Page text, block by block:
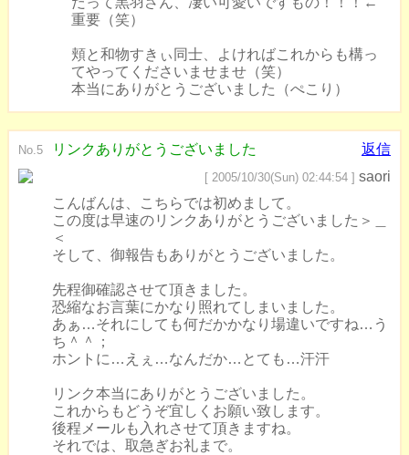
重要（笑）
頬と和物すきぃ同士、よければこれからも構っ
てやってくださいませませ（笑）
本当にありがとうございました（ぺこり）
No.5 リンクありがとうございました 返信
[ 2005/10/30(Sun) 02:44:54 ] saori
こんばんは、こちらでは初めまして。
この度は早速のリンクありがとうございました＞＿
＜
そして、御報告もありがとうございました。
先程御確認させて頂きました。
恐縮なお言葉にかなり照れてしまいました。
あぁ…それにしても何だかかなり場違いですね…う
ち＾＾；
ホントに…えぇ…なんだか…とても…汗汗
リンク本当にありがとうございました。
これからもどうぞ宜しくお願い致します。
後程メールも入れさせて頂きますね。
それでは、取急ぎお礼まで。